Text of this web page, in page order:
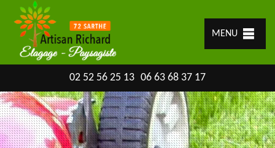
MENU
02 52 56 25 13 06 63 68 37 17